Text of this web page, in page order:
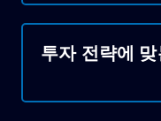
투자 전략에